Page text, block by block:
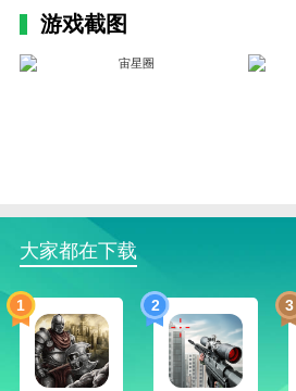
1、采用AI算法，高度还原传
2、采用独有的音频氛围和视
4、它提供了一个社群分享平
和其他卡牌推演爱好者交流、分
小编评价
该款应用程序是一款创新的
与社交互动相结合，为用户提供
游戏截图
大家都在下载
1 2 3